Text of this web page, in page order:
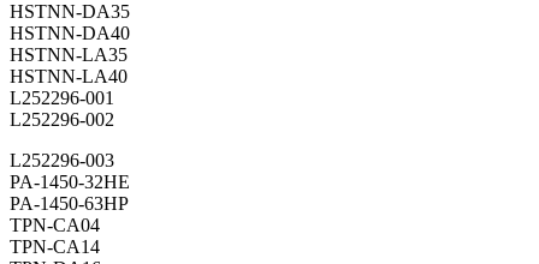
HSTNN-DA35
HSTNN-DA40
HSTNN-LA35
HSTNN-LA40
L252296-001
L252296-002
L252296-003
PA-1450-32HE
PA-1450-63HP
TPN-CA04
TPN-CA14